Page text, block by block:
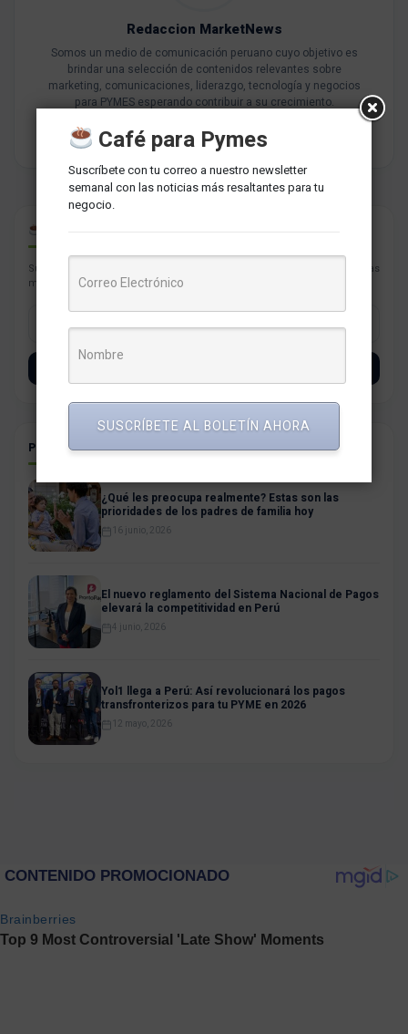
Redaccion MarketNews
Somos un medio de comunicación peruano cuyo objetivo es
brindar una selección de contenidos relevantes sobre
marketing, comunicaciones, liderazgo, tecnología y negocios
para PYMES esperando contribuir a su crecimiento.
Suscríbete con tu correo a nuestro newsletter semanal con las noticias
más resaltantes para tu negocio.
POSTS RELACIONADOS
¿Qué les preocupa realmente? Estas son las
prioridades de los padres de familia hoy
16 junio, 2026
El nuevo reglamento del Sistema Nacional de Pagos
elevará la competitividad en Perú
4 junio, 2026
Yol1 llega a Perú: Así revolucionará los pagos
transfronterizos para tu PYME en 2026
12 mayo, 2026
Café para Pymes
Suscríbete con tu correo a nuestro newsletter
semanal con las noticias más resaltantes para tu
negocio.
SUSCRÍBETE AL BOLETÍN AHORA